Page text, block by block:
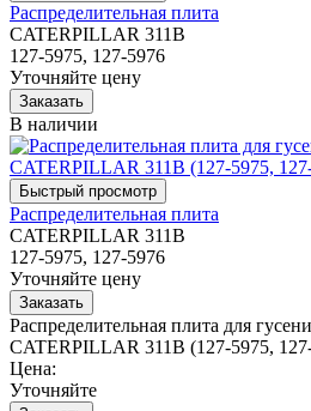
Распределительная плита
CATERPILLAR 311B
127-5975, 127-5976
Уточняйте цену
В наличии
Распределительная плита
CATERPILLAR 311B
127-5975, 127-5976
Уточняйте цену
Распределительная плита для
CATERPILLAR 311B (127-5975,
Цена:
Уточняйте